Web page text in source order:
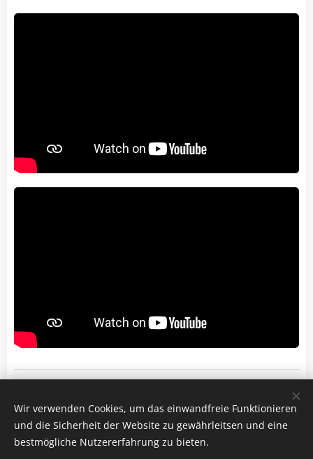
© 2025 Daniel Deyhle
Wir verwenden Cookies, um das einwandfreie Funktionieren
und die Sicherheit der Website zu gewährleitsen und eine
bestmögliche Nutzererfahrung zu bieten.